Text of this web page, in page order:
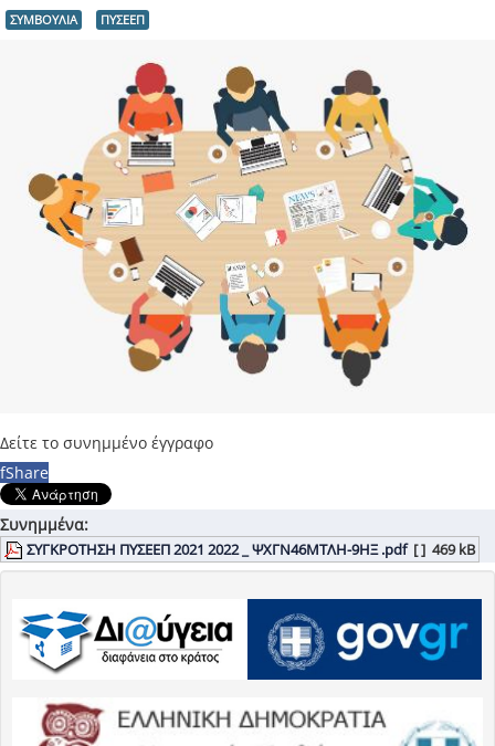
ΕΞ ΑΠΟΣΤΑΣΕΩΣ ΕΚΠΑΙΔΕΥΣΗ
ΣΥΜΒΟΥΛΙΑ ΠΥΣΕΕΠ
Δείτε το συνημμένο έγγραφο
fShare
Συνημμένα:
ΣΥΓΚΡΟΤΗΣΗ ΠΥΣΕΕΠ 2021 2022 _ ΨΧΓΝ46ΜΤΛΗ-9ΗΞ .pdf [ ] 469 kB